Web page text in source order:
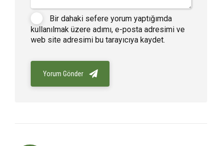
Bir dahaki sefere yorum yaptığımda
kullanılmak üzere adımı, e-posta adresimi ve
web site adresimi bu tarayıcıya kaydet.
Yorum Gönder